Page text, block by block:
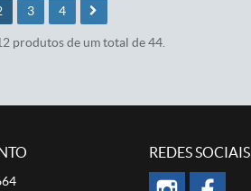
3 4
produtos de um total de 44.
REDES SOCIAIS